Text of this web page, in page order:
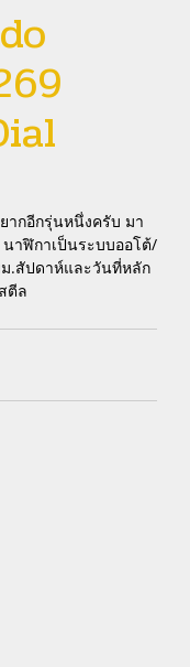
ากอีกรุ่นหนึ่งครับ มา
นาฬิกาเป็นระบบออโต้/
.สัปดาห์และวันที่หลัก
ตีล